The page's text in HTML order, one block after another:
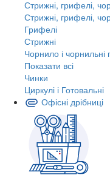
Стрижні, грифелі,
Стрижні, грифелі,
Грифелі
Стрижні
Чорнило і
Показати всі
Чинки
Циркулі і Готовальні
Офісні дрібниці